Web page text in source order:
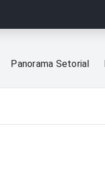
Panorama Setorial